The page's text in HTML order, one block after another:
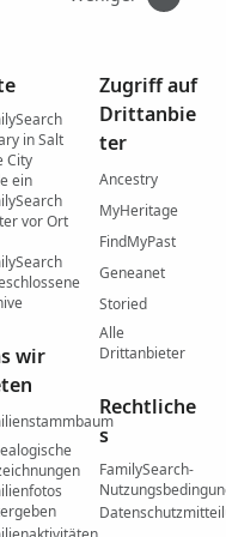
in Salt
City
ein
vor Ort
wir
Zugriff auf
Drittanbie
ter
Ancestry
MyHeritage
FindMyPast
Geneanet
Storied
Alle
Drittanbieter
Rechtliche
s
FamilySearch-